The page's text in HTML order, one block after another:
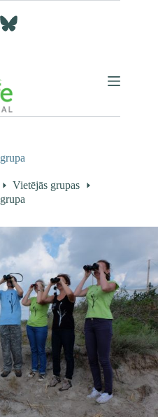
Vietējās grupas